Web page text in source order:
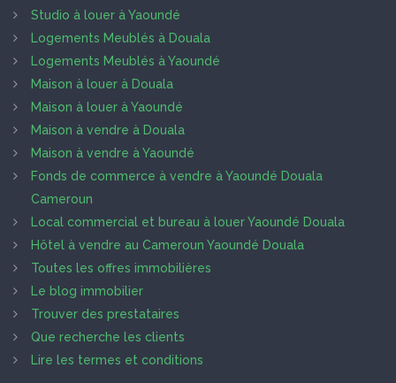
Studio à louer à Yaoundé
Logements Meublés à Douala
Logements Meublés à Yaoundé
Maison à louer à Douala
Maison à louer à Yaoundé
Maison à vendre à Douala
Maison à vendre à Yaoundé
Fonds de commerce à vendre à Yaoundé Douala
Cameroun
Local commercial et bureau à louer Yaoundé Douala
Hôtel à vendre au Cameroun Yaoundé Douala
Toutes les offres immobilières
Le blog immobilier
Trouver des prestataires
Que recherche les clients
Lire les termes et conditions